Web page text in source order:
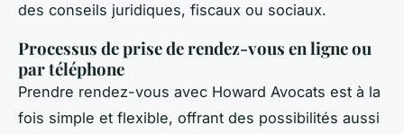
des conseils juridiques, fiscaux ou sociaux.
Processus de prise de rendez-vous en ligne ou
par téléphone
Prendre rendez-vous avec Howard Avocats est à la
fois simple et flexible, offrant des possibilités aussi